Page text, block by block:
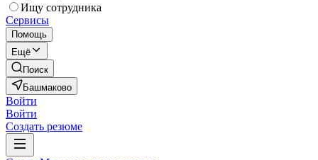
Ищу сотрудника
Сервисы
Помощь
Ещё
Поиск
Башмаково
Войти
Войти
Создать резюме